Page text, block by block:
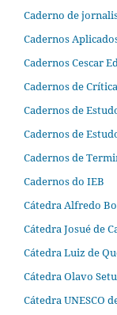
Caderno de
Cadernos
Cadernos Cescar
Cadernos de
Cadernos de
Cadernos de
Cadernos de
Cadernos do IEB
Cátedra Alfredo
Cátedra Josué de
Cátedra Luiz de
Cátedra Olavo
Cátedra UNESCO